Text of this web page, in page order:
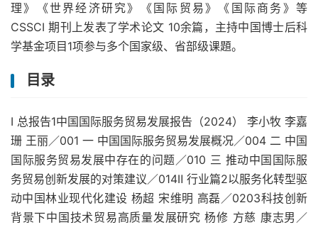
理》《世界经济研究》《国际贸易》《国际商务》等
CSSCI 期刊上发表了学术论文 10余篇，主持中国博士后科
学基金项目1项参与多个国家级、省部级课題。
目录
Ⅰ 总报告1中国国际服务贸易发展报告（2024） 李小牧 李嘉
珊 王丽／001 一 中国国际服务贸易发展概况／004 二 中国
国际服务贸易发展中存在的问题／010 三 推动中国国际服
务贸易创新发展的对策建议／014Ⅱ 行业篇2以服务化转型驱
动中国林业现代化建设 杨超 宋维明 高磊／0203科技创新
背景下中国技术贸易高质量发展研究 杨修 方慈 康志男／